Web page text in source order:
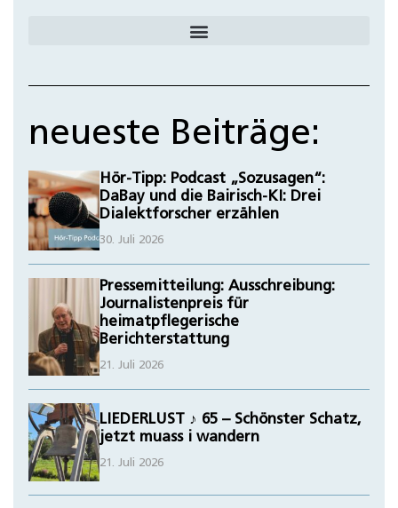
neueste Beiträge:
Hör-Tipp: Podcast „Sozusagen“:
DaBay und die Bairisch-KI: Drei
Dialektforscher erzählen
30. Juli 2026
Pressemitteilung: Ausschreibung:
Journalistenpreis für
heimatpflegerische
Berichterstattung
21. Juli 2026
LIEDERLUST ♪ 65 – Schönster Schatz,
jetzt muass i wandern
21. Juli 2026